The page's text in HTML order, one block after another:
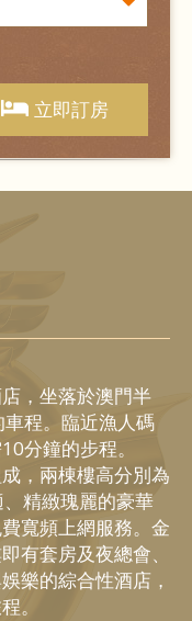
立即訂房
，坐落於澳門半
程。臨近漁人碼
分鐘的步程。
，兩棟樓高分別為
精緻瑰麗的豪華
寬頻上網服務。金
有套房及夜總會、
樂的綜合性酒店，
。